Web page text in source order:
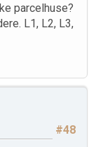
parcelhuse?
L1, L2, L3,
#48